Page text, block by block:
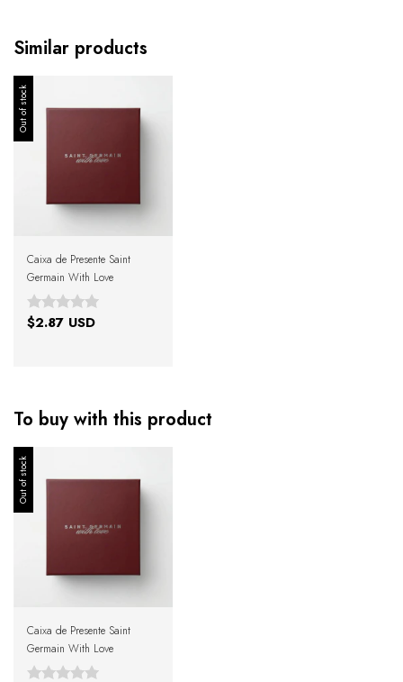
Similar products
Out of stock
Caixa de Presente Saint
Germain With Love
$2.87 USD
To buy with this product
Out of stock
Caixa de Presente Saint
Germain With Love